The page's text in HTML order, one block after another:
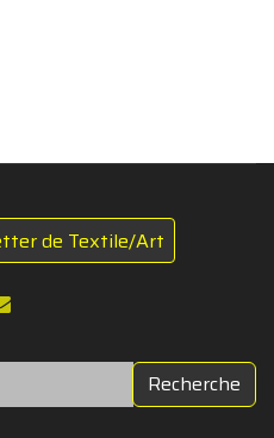
de Textile/Art
Recherche